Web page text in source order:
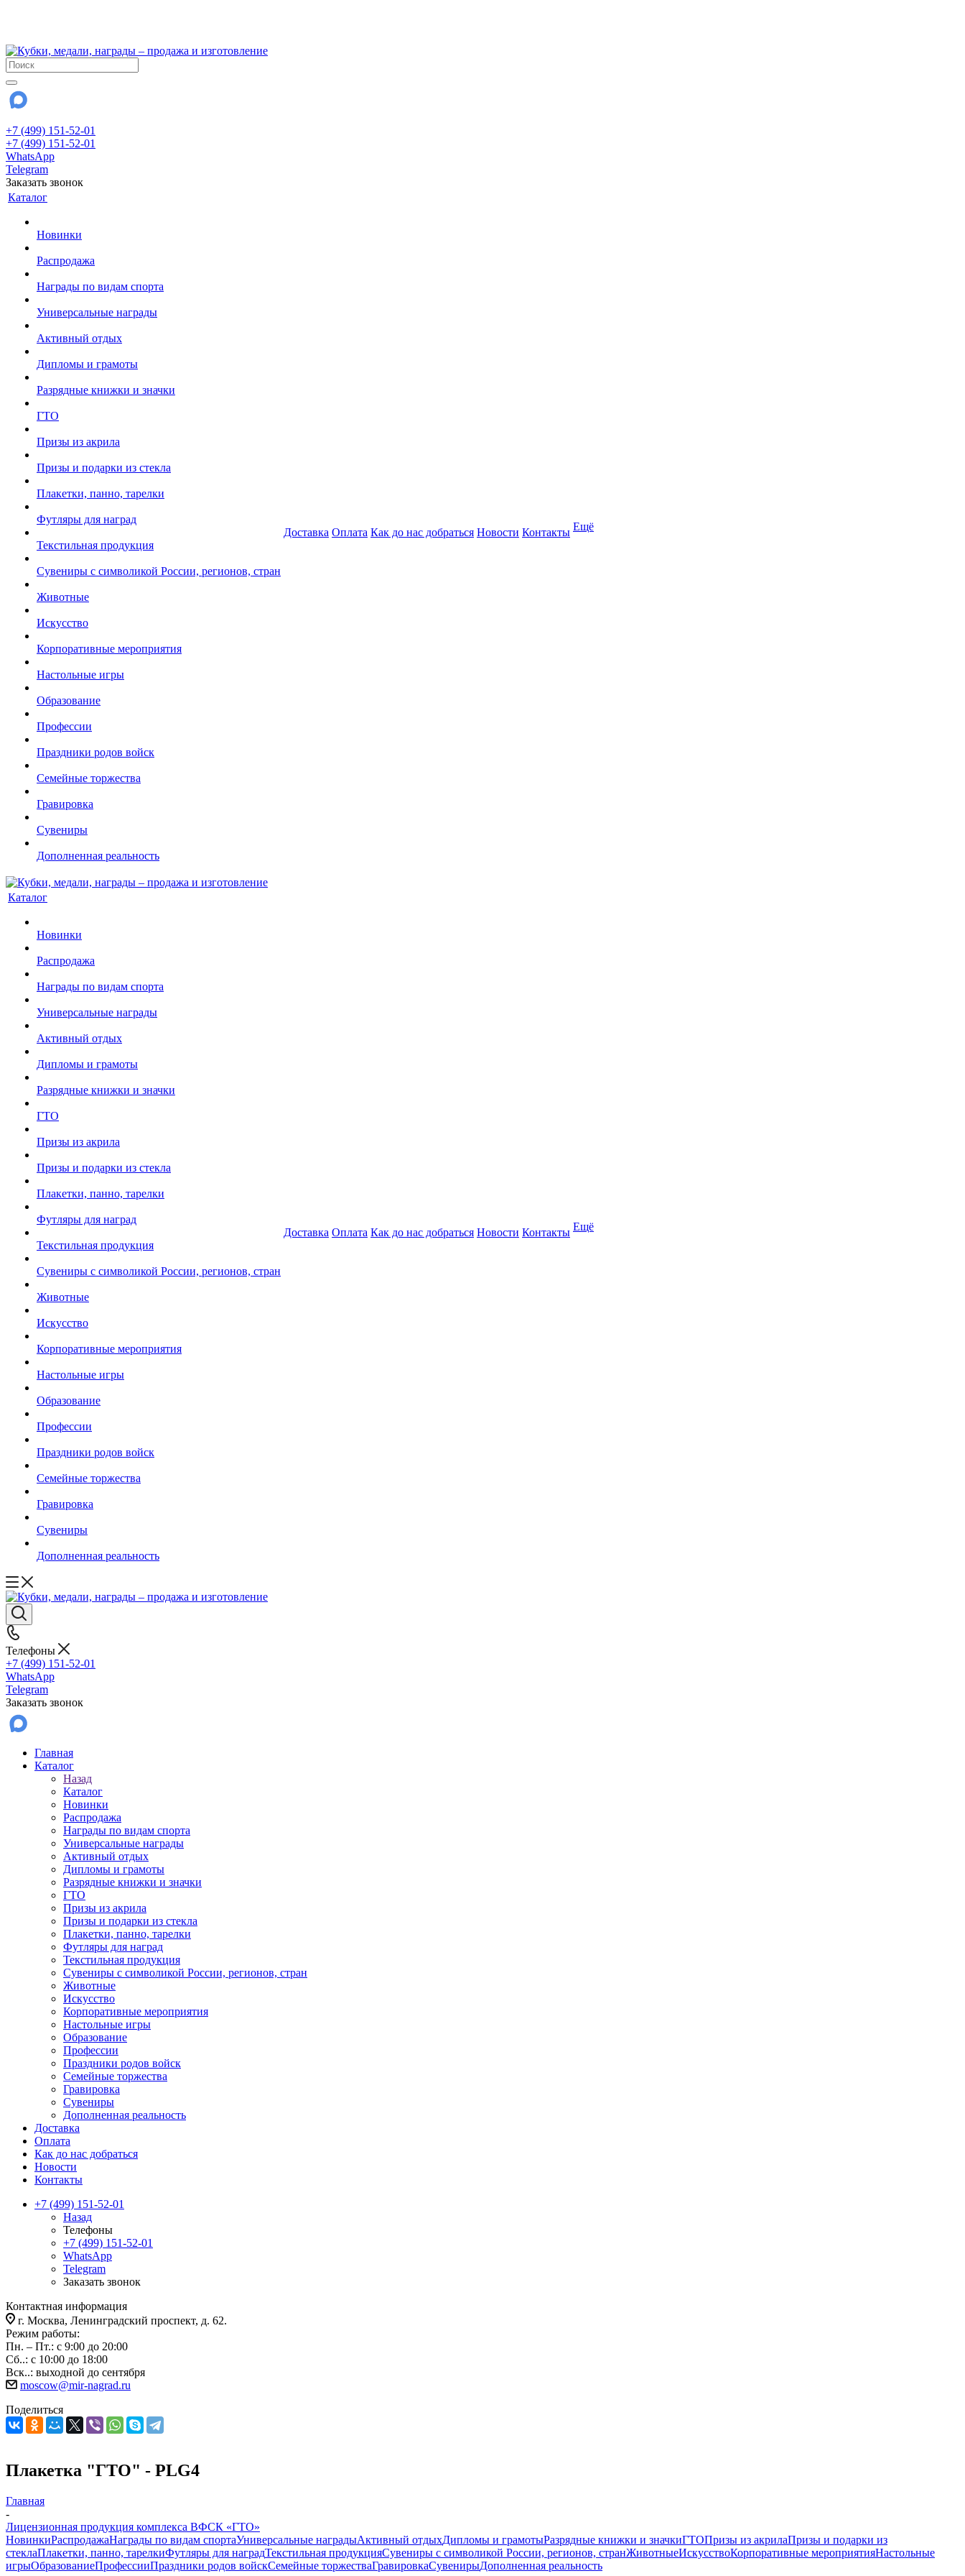
+7 (499) 151-52-01
+7 (499) 151-52-01
WhatsApp
Telegram
Заказать звонок
Каталог
Новинки
Распродажа
Награды по видам спорта
Универсальные награды
Активный отдых
Дипломы и грамоты
Разрядные книжки и значки
ГТО
Призы из акрила
Призы и подарки из стекла
Плакетки, панно, тарелки
Футляры для наград
Текстильная продукция
Сувениры с символикой России, регионов, стран
Животные
Искусство
Корпоративные мероприятия
Настольные игры
Образование
Профессии
Праздники родов войск
Семейные торжества
Гравировка
Сувениры
Дополненная реальность
Доставка Оплата Как до нас добраться Новости Контакты Ещё
Каталог
Новинки
Распродажа
Награды по видам спорта
Универсальные награды
Активный отдых
Дипломы и грамоты
Разрядные книжки и значки
ГТО
Призы из акрила
Призы и подарки из стекла
Плакетки, панно, тарелки
Футляры для наград
Текстильная продукция
Сувениры с символикой России, регионов, стран
Животные
Искусство
Корпоративные мероприятия
Настольные игры
Образование
Профессии
Праздники родов войск
Семейные торжества
Гравировка
Сувениры
Дополненная реальность
Доставка Оплата Как до нас добраться Новости Контакты Ещё
Телефоны
+7 (499) 151-52-01
WhatsApp
Telegram
Заказать звонок
Главная
Каталог
Назад
Каталог
Новинки
Распродажа
Награды по видам спорта
Универсальные награды
Активный отдых
Дипломы и грамоты
Разрядные книжки и значки
ГТО
Призы из акрила
Призы и подарки из стекла
Плакетки, панно, тарелки
Футляры для наград
Текстильная продукция
Сувениры с символикой России, регионов, стран
Животные
Искусство
Корпоративные мероприятия
Настольные игры
Образование
Профессии
Праздники родов войск
Семейные торжества
Гравировка
Сувениры
Дополненная реальность
Доставка
Оплата
Как до нас добраться
Новости
Контакты
+7 (499) 151-52-01
Назад
Телефоны
+7 (499) 151-52-01
WhatsApp
Telegram
Заказать звонок
Контактная информация
г. Москва, Ленинградский проспект, д. 62.
Режим работы:
Пн. – Пт.: с 9:00 до 20:00
Сб..: с 10:00 до 18:00
Вск..: выходной до сентября
moscow@mir-nagrad.ru
Поделиться
Плакетка "ГТО" - PLG4
Главная
-
Лицензионная продукция комплекса ВФСК «ГТО»
НовинкиРаспродажаНаграды по видам спортаУниверсальные наградыАктивный отдыхДипломы и грамотыРазрядные книжки и значкиГТОПризы из акрилаПризы и подарки из
стеклаПлакетки, панно, тарелкиФутляры для наградТекстильная продукцияСувениры с символикой России, регионов, странЖивотныеИскусствоКорпоративные мероприятияНастольные
игрыОбразованиеПрофессииПраздники родов войскСемейные торжестваГравировкаСувенирыДополненная реальность